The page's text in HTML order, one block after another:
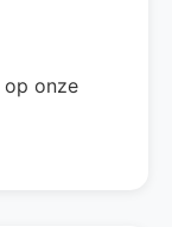
op onze